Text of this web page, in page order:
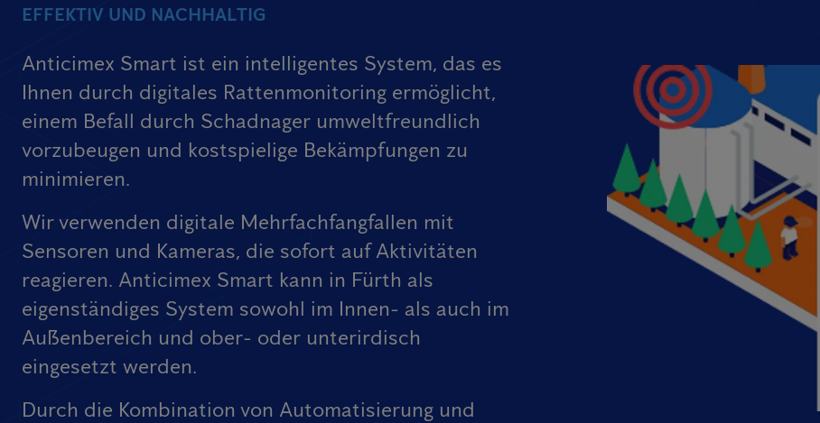
EFFEKTIV UND NACHHALTIG
Anticimex Smart ist ein intelligentes System, das es
Ihnen durch digitales Rattenmonitoring ermöglicht,
einem Befall durch Schadnager umweltfreundlich
vorzubeugen und kostspielige Bekämpfungen zu
minimieren.
Wir verwenden digitale Mehrfachfangfallen mit
Sensoren und Kameras, die sofort auf Aktivitäten
reagieren. Anticimex Smart kann in Fürth als
eigenständiges System sowohl im Innen- als auch im
Außenbereich und ober- oder unterirdisch
eingesetzt werden.
Durch die Kombination von Automatisierung und